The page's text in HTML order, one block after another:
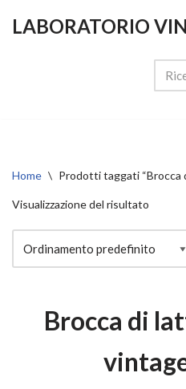
LABORATORIO
Home \ Prodotti taggati “Brocca
Visualizzazione del risultato
Brocca di